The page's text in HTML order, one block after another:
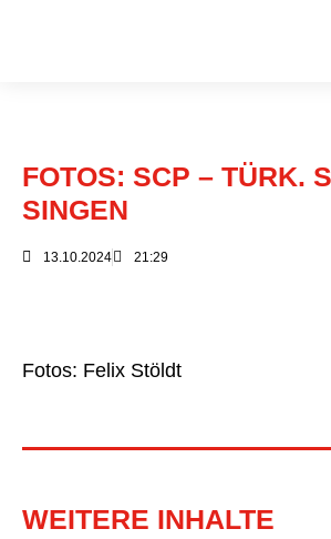
FOTOS: SCP – TÜRK.
SINGEN
13.10.2024 21:29
Fotos: Felix Stöldt
WEITERE INHALTE